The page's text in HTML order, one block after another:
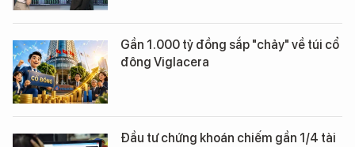
Gần 1.000 tỷ đồng sắp "chảy" về túi cổ
đông Viglacera
Đầu tư chứng khoán chiếm gần 1/4 tài